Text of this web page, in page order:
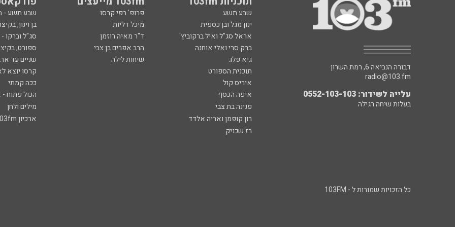
שבע תשע פרופ' רפי קרסו
שבע תשע -
ינון מגל ובן כספית
מיכל דליות
בן וינון,
אראל סג"ל ואיל ברקוביץ'
ד"ר מאיה רוזמן
סג"ל וברקו
ברק סרי ואלי אוחנה
הרב אפרים בן צבי
ספורט,
גיא פלג
שיחות לילה
שניים עד
תוכנית הספורט
קרסו יוצא
איריס קול
ככה קמתי
איפה הכסף
הכול פתוח -
פנינה בת צבי
מילים ולחן
רון קופמן ואריה אלדד
ארכיון 103fm
רז שכניק
דבורה הנביאה 6, רמת השרון
radio@103.fm
עלייה לשידור: 0552-103-103
בעלות שיחה רגילה
כל הזכויות שמורות ל - 103FM